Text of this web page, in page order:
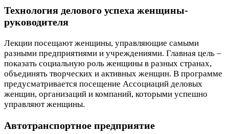
Технология делового успеха женщины-
руководителя
Лекции посещают женщины, управляющие самыми
разными предприятиями и учреждениями. Главная цель –
показать социальную роль женщины в разных странах,
объединять творческих и активных женщин. В программе
предусматривается посещение Ассоциаций деловых
женщин, организаций и компаний, которыми успешно
управляют женщины.
Автотранспортное предприятие